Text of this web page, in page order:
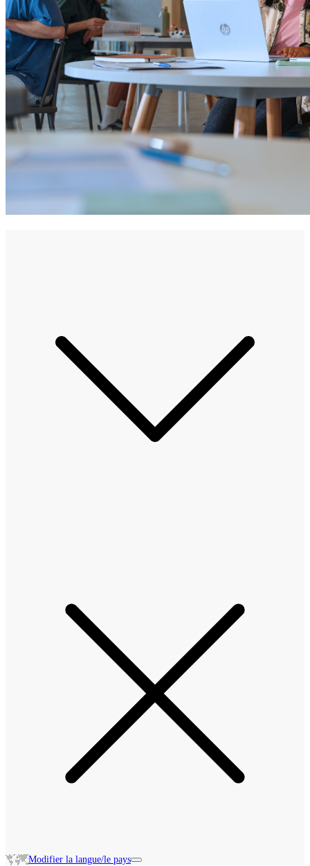
Modifier la langue/le pays